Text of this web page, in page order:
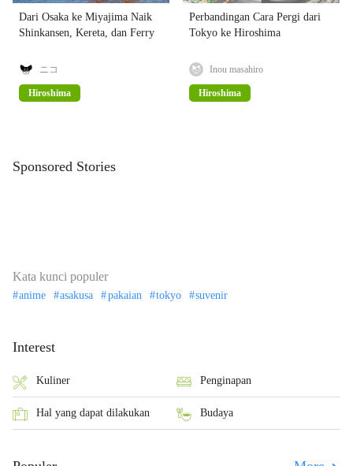
Dari Osaka ke Miyajima Naik
Shinkansen, Kereta, dan Ferry
ニコ
Hiroshima
Perbandingan Cara Pergi dari
Tokyo ke Hiroshima
Inou masahiro
Hiroshima
Sponsored Stories
Kata kunci populer
anime asakusa pakaian tokyo suvenir
Interest
Kuliner Penginapan
Hal yang dapat dilakukan Budaya